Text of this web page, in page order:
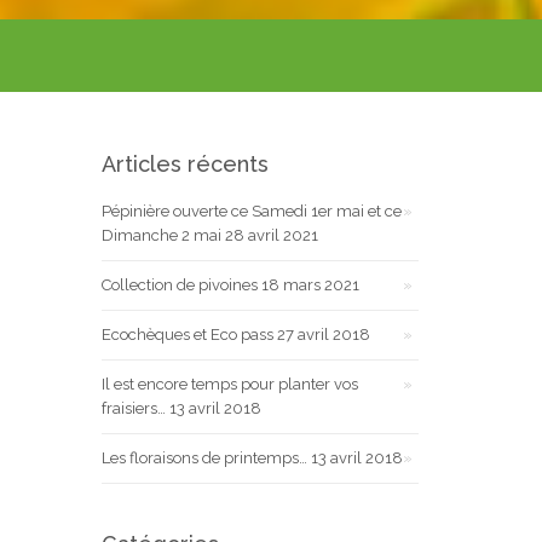
Articles récents
Pépinière ouverte ce Samedi 1er mai et ce
Dimanche 2 mai 28 avril 2021
Collection de pivoines 18 mars 2021
Ecochèques et Eco pass 27 avril 2018
Il est encore temps pour planter vos
fraisiers… 13 avril 2018
Les floraisons de printemps… 13 avril 2018